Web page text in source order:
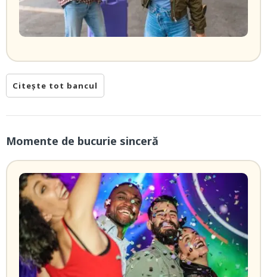
Citește tot bancul
Momente de bucurie sinceră